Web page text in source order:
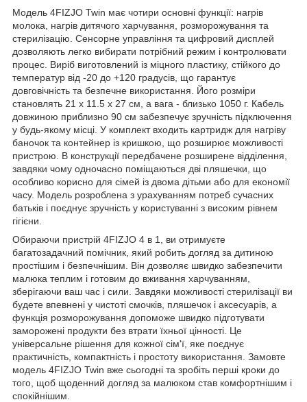
Модель 4FIZJO Twin має чотири основні функції: нагрів
молока, нагрів дитячого харчування, розморожування та
стерилізацію. Сенсорне управління та цифровий дисплей
дозволяють легко вибирати потрібний режим і контролювати
процес. Виріб виготовлений із міцного пластику, стійкого до
температур від -20 до +120 градусів, що гарантує
довговічність та безпечне використання. Його розміри
становлять 21 x 11.5 x 27 см, а вага - близько 1050 г. Кабель
довжиною приблизно 90 см забезпечує зручність підключення
у будь-якому місці. У комплект входить картридж для нагріву
баночок та контейнер із кришкою, що розширює можливості
пристрою. В конструкції передбачене розширене відділення,
завдяки чому одночасно поміщаються дві пляшечки, що
особливо корисно для сімей із двома дітьми або для економії
часу. Модель розроблена з урахуванням потреб сучасних
батьків і поєднує зручність у користуванні з високим рівнем
гігієни.
Обираючи пристрій 4FIZJO 4 в 1, ви отримуєте
багатозадачний помічник, який робить догляд за дитиною
простішим і безпечнішим. Він дозволяє швидко забезпечити
малюка теплим і готовим до вживання харчуванням,
зберігаючи ваш час і сили. Завдяки можливості стерилізації ви
будете впевнені у чистоті смочків, пляшечок і аксесуарів, а
функція розморожування допоможе швидко підготувати
заморожені продукти без втрати їхньої цінності. Це
універсальне рішення для кожної сім'ї, яке поєднує
практичність, компактність і простоту використання. Замовте
модель 4FIZJO Twin вже сьогодні та зробіть перші кроки до
того, щоб щоденний догляд за малюком став комфортнішим і
спокійнішим.